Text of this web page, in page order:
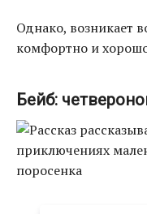
Однако, возникает
комфортно и
Бейб: